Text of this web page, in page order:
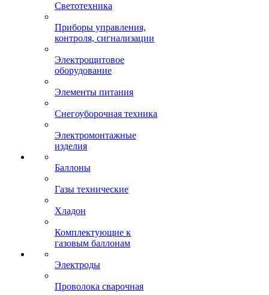
Светотехника
Приборы управления,
контроля, сигнализации
Электрощитовое
оборудование
Элементы питания
Снегоуборочная техника
Электромонтажные
изделия
Баллоны
Газы технические
Хладон
Комплектующие к
газовым баллонам
Электроды
Проволока сварочная